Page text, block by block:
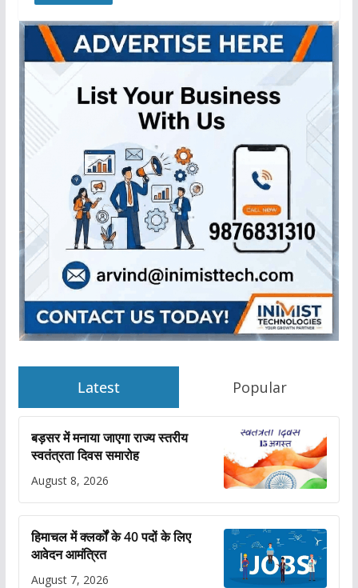
Latest Popular
बड़सर में मनाया जाएगा राज्य स्तरीय
स्वतंत्रता दिवस समारोह
August 8, 2026
हिमाचल में क्लर्कों के 40 पदों के लिए
आवेदन आमंत्रित
August 7, 2026